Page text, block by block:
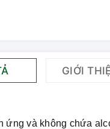
GIỚI
ứng và không chứa